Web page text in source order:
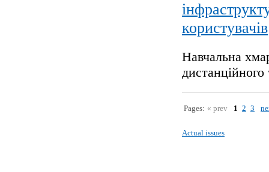
користувачів
Навчальна
дистанційного
Pages: « prev 1 2 3
Actual issues